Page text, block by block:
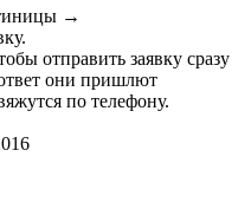
→
отправить заявку сразу
они пришлют
по телефону.